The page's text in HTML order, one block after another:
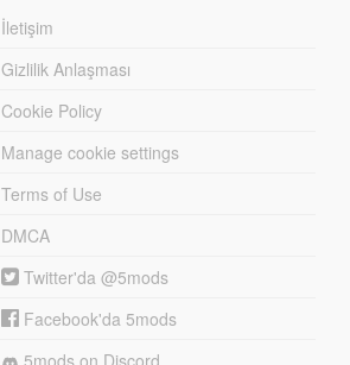
İletişim
Gizlilik Anlaşması
Cookie Policy
Manage cookie settings
Terms of Use
DMCA
Twitter'da @5mods
Facebook'da 5mods